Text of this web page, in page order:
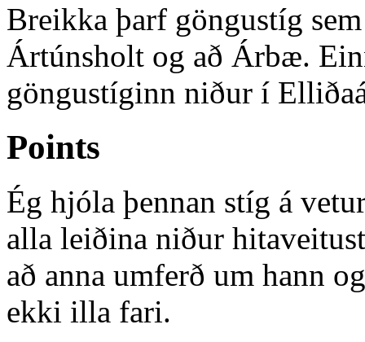
Breikka þarf göngustíg
Ártúnsholt og að Árbæ.
göngustíginn niður í
Points
Ég hjóla þennan stíg á
alla leiðina niður
að anna umferð um hann
ekki illa fari.